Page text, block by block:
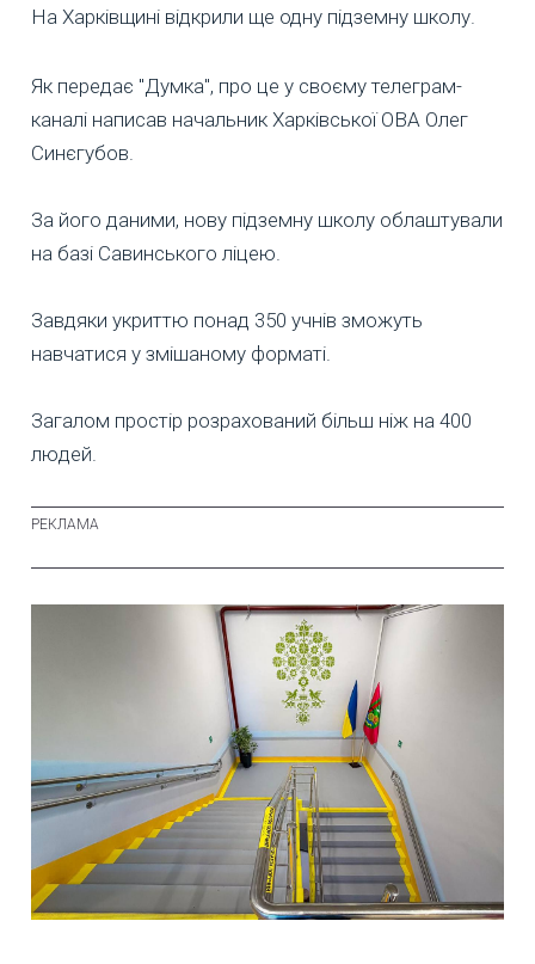
На Харківщині відкрили ще одну підземну школу.
Як передає "Думка", про це у своєму телеграм-
каналі написав начальник Харківської ОВА Олег
Синєгубов.
За його даними, нову підземну школу облаштували
на базі Савинського ліцею.
Завдяки укриттю понад 350 учнів зможуть
навчатися у змішаному форматі.
Загалом простір розрахований більш ніж на 400
людей.